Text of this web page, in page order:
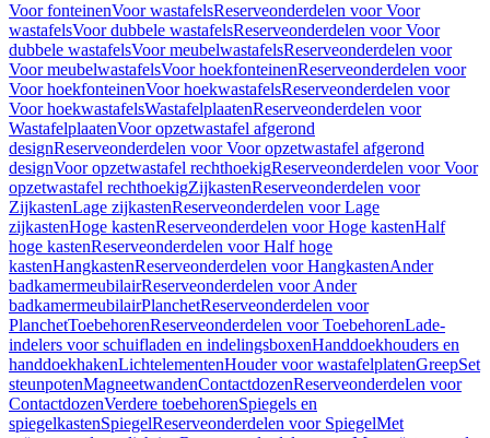
Voor fonteinenVoor wastafelsReserveonderdelen voor Voor
wastafelsVoor dubbele wastafelsReserveonderdelen voor Voor
dubbele wastafelsVoor meubelwastafelsReserveonderdelen voor
Voor meubelwastafelsVoor hoekfonteinenReserveonderdelen voor
Voor hoekfonteinenVoor hoekwastafelsReserveonderdelen voor
Voor hoekwastafelsWastafelplaatenReserveonderdelen voor
WastafelplaatenVoor opzetwastafel afgerond
designReserveonderdelen voor Voor opzetwastafel afgerond
designVoor opzetwastafel rechthoekigReserveonderdelen voor Voor
opzetwastafel rechthoekigZijkastenReserveonderdelen voor
ZijkastenLage zijkastenReserveonderdelen voor Lage
zijkastenHoge kastenReserveonderdelen voor Hoge kastenHalf
hoge kastenReserveonderdelen voor Half hoge
kastenHangkastenReserveonderdelen voor HangkastenAnder
badkamermeubilairReserveonderdelen voor Ander
badkamermeubilairPlanchetReserveonderdelen voor
PlanchetToebehorenReserveonderdelen voor ToebehorenLade-
indelers voor schuifladen en indelingsboxenHanddoekhouders en
handdoekhakenLichtelementenHouder voor wastafelplatenGreepSet
steunpotenMagneetwandenContactdozenReserveonderdelen voor
ContactdozenVerdere toebehorenSpiegels en
spiegelkastenSpiegelReserveonderdelen voor SpiegelMet